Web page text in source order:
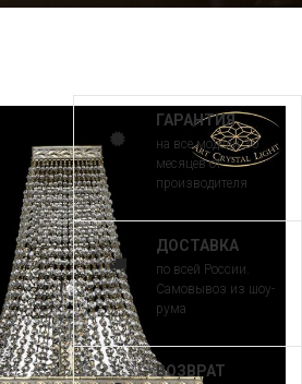
ГАРАНТИЯ
на все модели 30
месяцев от
производителя
ДОСТАВКА
по всей России.
Самовывоз из шоу-
рума
ВОЗВРАТ